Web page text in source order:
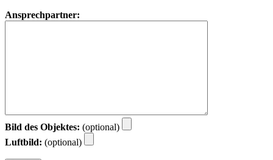
Ansprechpartner:
Bild des Objektes: (optional)
Luftbild: (optional)